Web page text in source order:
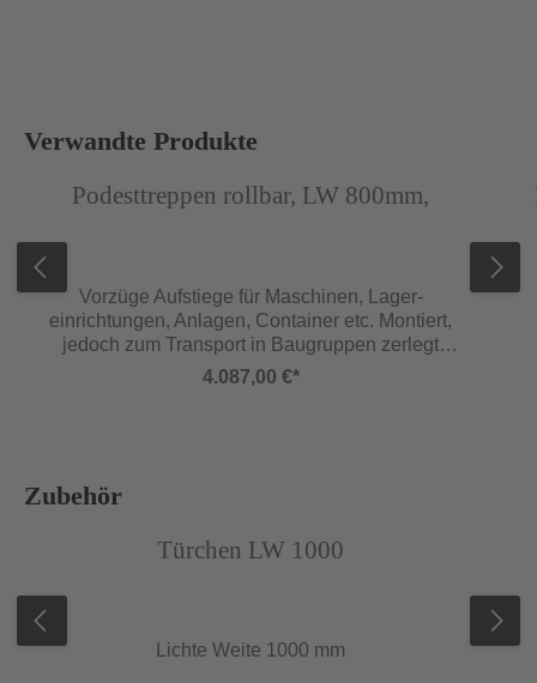
Produktgalerie überspringen
Verwandte Produkte
Podesttreppen rollbar, LW 800mm,
Vorzüge Aufstiege für Maschinen, Lager-
einrichtungen, Anlagen, Container etc. Montiert,
jedoch zum Transport in Baugruppen zerlegt
Holme Untere Wangenenden mit
Treppenschuhen Podestholm mit integrierter 100
Stützteil Aus Aluminium-Profil mit
Treppe, Podest und Traversen Rollen
Rollengelagerte Polyurethanrollen mit
schmale Gänge geeignet Durch das Betätigen
4.087,00 €*
Produktgalerie überspringen
Zubehör
Türchen LW 1000
Lichte Weite 1000 mm